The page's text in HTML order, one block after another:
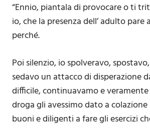
“Ennio, piantala di provocare o ti
io, che la presenza dell’ adulto pare
perché.
Poi silenzio, io spolveravo,
sedavo un attacco di disperazione
difficile, continuavamo e
droga gli avessimo dato a
buoni e diligenti a fare gli esercizi